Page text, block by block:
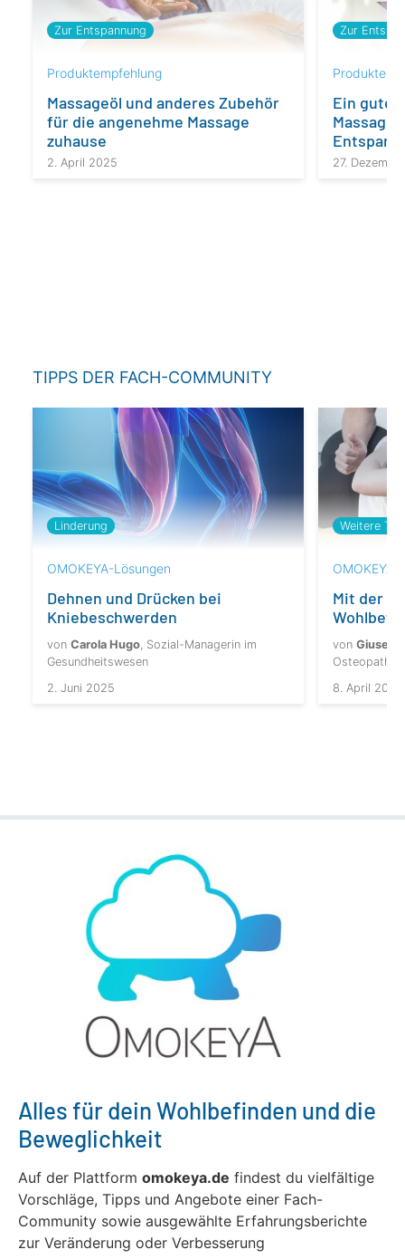
Zur Entspannung
Produktempfehlung
Massageöl und anderes Zubehör
für die angenehme Massage
zuhause
2. April 2025
Zur
Ein
27.
TIPPS DER FACH-COMMUNITY
Linderung
OMOKEYA-Lösungen
Dehnen und Drücken bei
Kniebeschwerden
von Carola Hugo, Sozial-Managerin im
Gesundheitswesen
2. Juni 2025
Weitere
OMOKEYA-
Mit der
von
Osteopath
8. April 2025
Alles für dein Wohlbefinden und die
Beweglichkeit
Auf der Plattform omokeya.de findest du vielfältige
Vorschläge, Tipps und Angebote einer Fach-
Community sowie ausgewählte Erfahrungsberichte
zur Veränderung oder Verbesserung